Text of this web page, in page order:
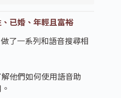
已婚、年輕且富裕
做了一系列和語音搜尋相
他們如何使用語音助